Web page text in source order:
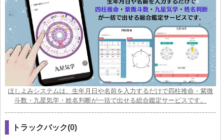
ほしよみシステムは、生年月日や名前を入力するだけで四柱推命・紫微
斗数・九星気学・姓名判断が一括で出せる総合鑑定サービスです。
トラックバック(0)